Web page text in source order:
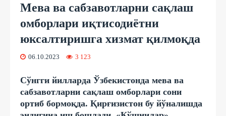
Мева ва сабзавотларни сақлаш
омборлари иқтисодиётни
юксалтиришга хизмат қилмоқда
06.10.2023 3 123
Сўнгги йилларда Ўзбекистонда мева ва
сабзавотларни сақлаш омборлари сони
ортиб бормоқда. Қирғизистон бу йўналишда